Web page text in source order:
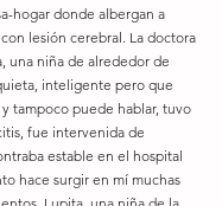
hogar donde albergan a
lesión cerebral. La doctora
una niña de alrededor de
inteligente pero que
tampoco puede hablar, tuvo
fue intervenida de
estable en el hospital
hace surgir en mí muchas